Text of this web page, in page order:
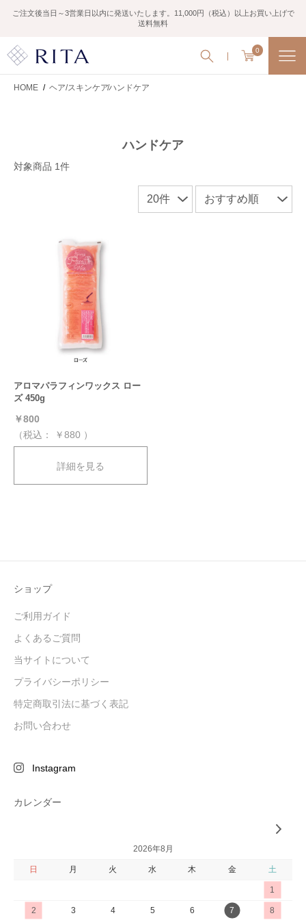
ご注文後当日～3営業日以内に発送いたします。11,000円（税込）以上お買い上げで
送料無料
0
HOME / ヘア/スキンケアハンドケア
ハンドケア
対象商品 1件
アロマパラフィンワックス ロー
ズ 450g
￥800
（税込：
￥880 ）
詳細を見る
ショップ
ご利用ガイド
よくあるご質問
当サイトについて
プライバシーポリシー
特定商取引法に基づく表記
お問い合わせ
Instagram
カレンダー
2026年8月
日 月 火 水 木 金 土
1
2 3 4 5 6 7 8